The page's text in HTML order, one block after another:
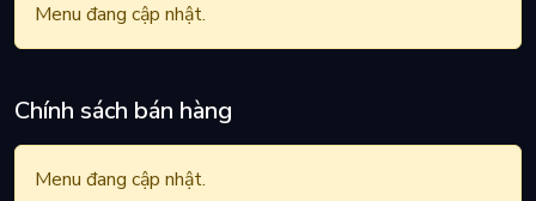
Menu đang cập nhật.
Chính sách bán hàng
Menu đang cập nhật.